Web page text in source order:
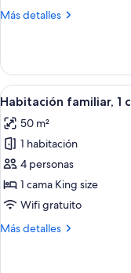
camas
a
la
piscina
Más detalles
Más
Premier,
camas
vista
la
piscina
Ver
todas
las
fotos
de
Habitación
familiar,
cama
7
Habitación familiar, 1
50 m²
1 habitación
4 personas
1 cama King size
Wifi gratuito
Más detalles
Más